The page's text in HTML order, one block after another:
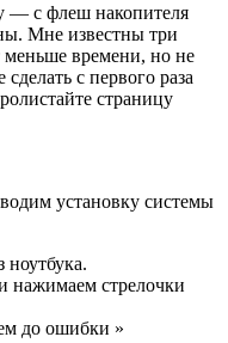
— с флеш накопителя
Мне известны три
меньше времени, но не
с первого раза
страницу
установку системы
нажимаем стрелочки
до ошибки »